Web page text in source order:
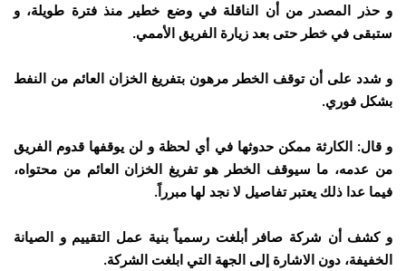
و حذر المصدر من أن الناقلة في وضع خطير منذ فترة طويلة، و
ستبقى في خطر حتى بعد زيارة الفريق الأممي.
و شدد على أن توقف الخطر مرهون بتفريغ الخزان العائم من النفط
بشكل فوري.
و قال: الكارثة ممكن حدوثها في أي لحظة و لن يوقفها قدوم الفريق
من عدمه، ما سيوقف الخطر هو تفريغ الخزان العائم من محتواه،
فيما عدا ذلك يعتبر تفاصيل لا نجد لها مبرراً.
و كشف أن شركة صافر أبلغت رسمياً بنية عمل التقييم و الصيانة
الخفيفة، دون الاشارة إلى الجهة التي ابلغت الشركة.